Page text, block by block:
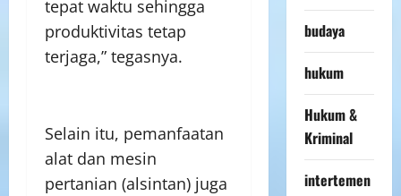
tepat waktu sehingga
produktivitas tetap
terjaga,” tegasnya.
Selain itu, pemanfaatan
alat dan mesin
pertanian (alsintan) juga
budaya
hukum
Hukum &
Kriminal
intertemen